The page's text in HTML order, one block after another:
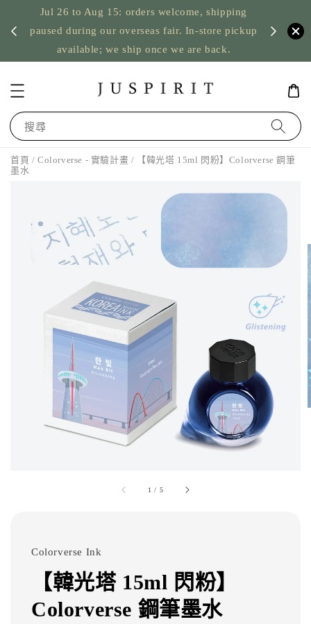
Jul 26 to Aug 15: orders welcome, shipping
paused during our overseas fair. In-store pickup
available; we ship once we are back.
US
搜尋
首頁 /Colorverse - 實驗計畫 / 【韓光塔 15ml 閃粉】Colorverse 鋼筆
墨水
1 / 5
Colorverse Ink
【韓光塔 15ml 閃粉】
Colorverse 鋼筆墨水